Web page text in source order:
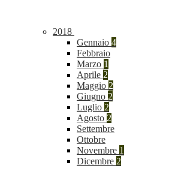
2018
Gennaio 4
Febbraio
Marzo 1
Aprile 2
Maggio 2
Giugno 2
Luglio 2
Agosto 2
Settembre
Ottobre
Novembre 1
Dicembre 2